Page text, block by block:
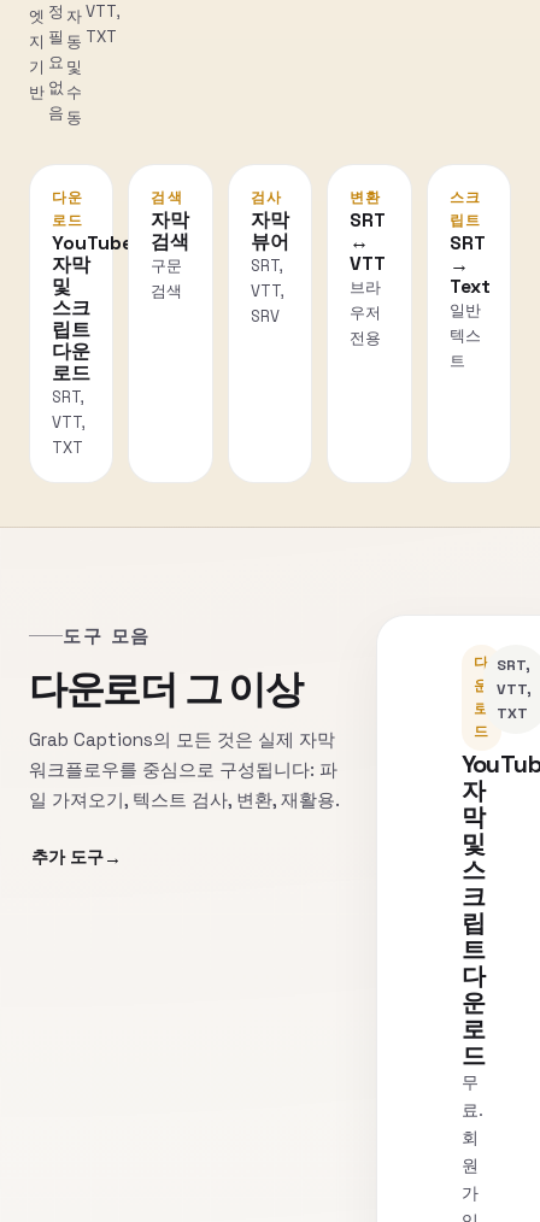
엣
지
기
반
정
필
요
없
음
자
동
및
수
동
VTT,
TXT
다운
로드
YouTube
자막
및
스크
립트
다운
로드
SRT,
VTT,
TXT
검색
자막
검색
구문
검색
검사
자막
뷰어
SRT,
VTT,
SRV
변환
SRT
↔
VTT
브라
우저
전용
스크
립트
SRT
→
Text
일반
텍스
트
도구 모음
다운로더 그 이상
Grab Captions의 모든 것은 실제 자막
워크플로우를 중심으로 구성됩니다: 파
일 가져오기, 텍스트 검사, 변환, 재활용.
추가 도구
다
운
로
드
자
막
및
스
크
립
트
다
운
로
드
무
료.
회
원
가
SRT,
VTT,
TXT